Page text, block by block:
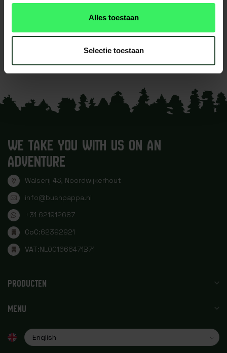
Alles toestaan
Selectie toestaan
This product doesn't have
reviews yet
Add your review
WE TAKE YOU WITH US ON AN
ADVENTURE
Walserij 43, Noordwijkerhout
info@bushpappa.nl
+31 621912687
CoC:62392921
VAT:NL001666471B71
PRODUCTEN
MENU